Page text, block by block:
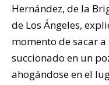
Hernández, de la
de Los Ángeles,
momento de sacar
succionado en un
ahogándose en el